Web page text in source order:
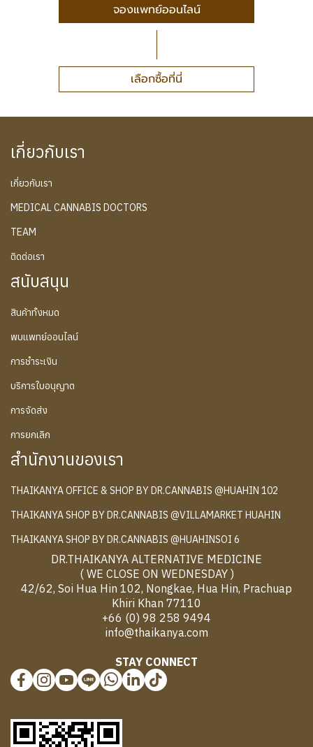
จองแพทย์ออนไลน์
เลือกซื้อที่นี่
เกี่ยวกับเรา
เกี่ยวกับเรา
MEDICAL CANNABIS DOCTORS
TEAM
ติดต่อเรา
สนับสนุน
สินค้าทั้งหมด
พบแพทย์ออนไลน์
การชำระเงิน
บริการใบอนุญาต
การจัดส่ง
การยกเลิก
สำนักงานของเรา
THAIKANYA OFFICE & SHOP BY DR.CANNABIS @HUAHIN 102
THAIKANYA SHOP BY DR.CANNABIS @VILLAMARKET HUAHIN
THAIKANYA SHOP BY DR.CANNABIS @HUAHINSOI 6
DR.THAIKANYA ALTERNATIVE MEDICINE
( WE CLOSE ON WEDNESDAY )
42/62, Soi Hua Hin 102, Nongkae, Hua Hin, Prachuap
Khiri Khan 77110
+66 (0) 98 258 9494
info@thaikanya.com
STAY CONNECT